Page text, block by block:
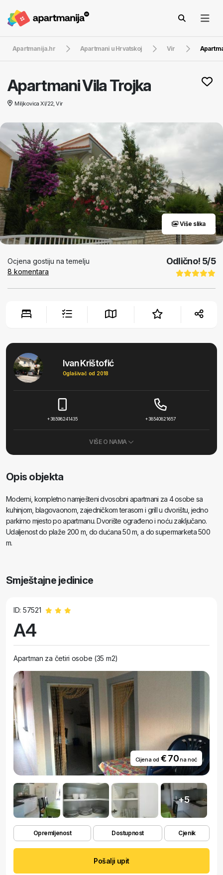
Apartmanija.hr Apartmani u Hrvatskoj Vir
Apartmani Vila Trojka
Miljkovica XI/22, Vir
Više slika
Ocjena gostiju na temelju
8 komentara
Odlično! 5/5
Ivan Krištofić
Oglašivač od 2018
+38598241435 +38540821657
VIŠE O NAMA
Opis objekta
Moderni, kompletno namješteni dvosobni apartmani za 4 osobe sa
kuhinjom, blagovaonom, zajedničkom terasom i grill u dvorištu, jedno
parkirno mjesto po apartmanu. Dvorište ograđeno i noću zaključano.
Udaljenost do plaže 200 m, do dućana 50 m, a do supermarketa 500
m.
Smještajne jedinice
ID: 57521
A4
Apartman za četiri osobe (35 m2)
Cijena od € 70na noć
+5
Opremljenost Dostupnost Cjenik
Pošalji upit